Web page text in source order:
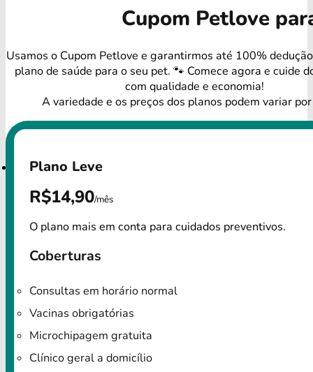
Cupom Petlove
Usamos o Cupom Petlove e garantirmos até 100%
plano de saúde para o seu pet. 🐾 Comece agora e cuide
com qualidade e economia!
A variedade e os preços dos planos podem variar
Plano Leve
R$14,90/mês
O plano mais em conta para cuidados preventivos.
Coberturas
Consultas em horário normal
Vacinas obrigatórias
Microchipagem gratuita
Clínico geral a domicílio